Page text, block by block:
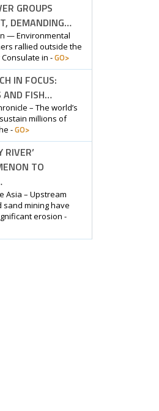
GROUPS
DEMANDING…
— Environmental
rallied outside the
in -GO>
IN FOCUS:
AND FISH…
– The world’s
millions of
-GO>
RIVER’
TO
Asia – Upstream
sand mining have
erosion -